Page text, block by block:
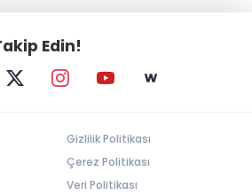
Edin!
Gizlilik Politikası
Çerez Politikası
Veri Politikası